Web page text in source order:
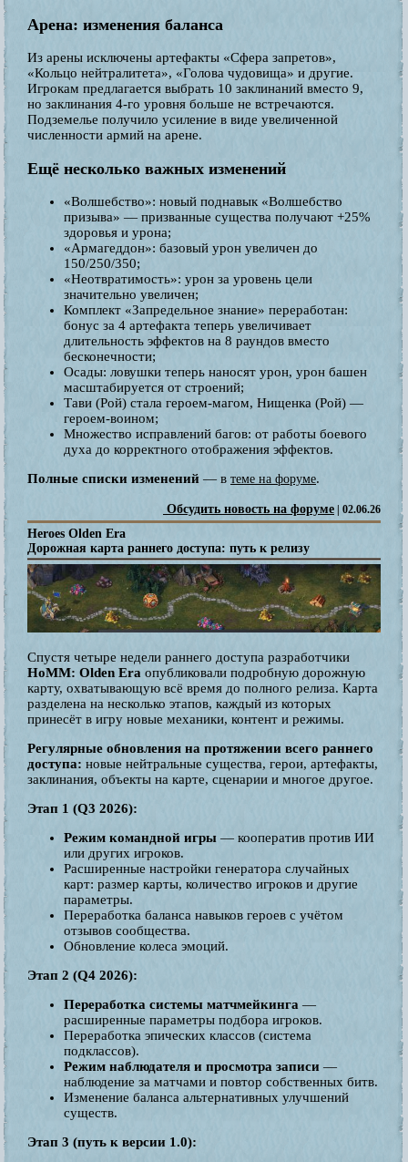
Арена: изменения баланса
Из арены исключены артефакты «Сфера запретов»,
«Кольцо нейтралитета», «Голова чудовища» и другие.
Игрокам предлагается выбрать 10 заклинаний вместо 9,
но заклинания 4-го уровня больше не встречаются.
Подземелье получило усиление в виде увеличенной
численности армий на арене.
Ещё несколько важных изменений
«Волшебство»: новый поднавык «Волшебство
призыва» — призванные существа получают +25%
здоровья и урона;
«Армагеддон»: базовый урон увеличен до
150/250/350;
«Неотвратимость»: урон за уровень цели
значительно увеличен;
Комплект «Запредельное знание» переработан:
бонус за 4 артефакта теперь увеличивает
длительность эффектов на 8 раундов вместо
бесконечности;
Осады: ловушки теперь наносят урон, урон башен
масштабируется от строений;
Тави (Рой) стала героем-магом, Нищенка (Рой) —
героем-воином;
Множество исправлений багов: от работы боевого
духа до корректного отображения эффектов.
Полные списки изменений — в теме на форуме.
Обсудить новость на форуме | 02.06.26
Heroes Olden Era
Дорожная карта раннего доступа: путь к релизу
Спустя четыре недели раннего доступа разработчики
HoMM: Olden Era опубликовали подробную дорожную
карту, охватывающую всё время до полного релиза. Карта
разделена на несколько этапов, каждый из которых
принесёт в игру новые механики, контент и режимы.
Регулярные обновления на протяжении всего раннего
доступа: новые нейтральные существа, герои, артефакты,
заклинания, объекты на карте, сценарии и многое другое.
Этап 1 (Q3 2026):
Режим командной игры — кооператив против ИИ
или других игроков.
Расширенные настройки генератора случайных
карт: размер карты, количество игроков и другие
параметры.
Переработка баланса навыков героев с учётом
отзывов сообщества.
Обновление колеса эмоций.
Этап 2 (Q4 2026):
Переработка системы матчмейкинга —
расширенные параметры подбора игроков.
Переработка эпических классов (система
подклассов).
Режим наблюдателя и просмотра записи —
наблюдение за матчами и повтор собственных битв.
Изменение баланса альтернативных улучшений
существ.
Этап 3 (путь к версии 1.0):